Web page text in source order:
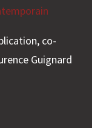
co-
Guignard